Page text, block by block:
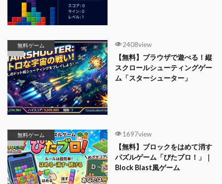
無料ゲーム 2408view
【無料】ブラウザで遊べる！縦
スクロールシューティングゲー
ム「スターシューター」
無料ゲーム 1697view
【無料】ブロックをはめて消す
パズルゲーム「ぴたブロ！」｜
Block Blast風ゲーム